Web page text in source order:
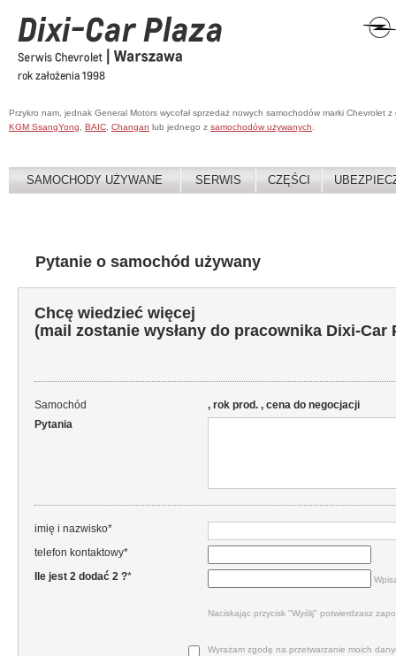
Przykro nam, jednak General Motors wycofał sprzedaż nowych samochodów marki Chevrolet
KGM SsangYong
BAIC Changan lub jednego z samochodów używanych
SAMOCHODY UŻYWANE SERWIS CZĘŚCI
Pytanie o samochód używany
Chcę wiedzieć więcej
(mail zostanie wysłany do pracownika Dixi-Car
Samochód
, rok prod. , cena do negocjacji
Pytania
imię i nazwisko*
telefon kontaktowy*
Ile jest 2 dodać 2 ?*
Naciskając przycisk "Wyślij" potwierdzasz
Wyrażam zgodę na przetwarzanie moich